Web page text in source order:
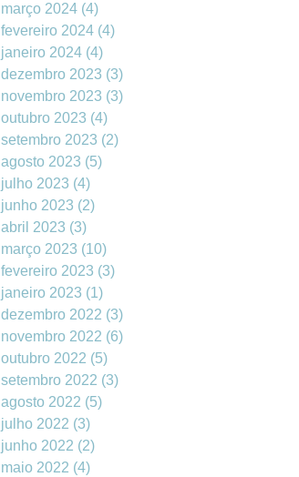
março 2024 (4)
fevereiro 2024 (4)
janeiro 2024 (4)
dezembro 2023 (3)
novembro 2023 (3)
outubro 2023 (4)
setembro 2023 (2)
agosto 2023 (5)
julho 2023 (4)
junho 2023 (2)
abril 2023 (3)
março 2023 (10)
fevereiro 2023 (3)
janeiro 2023 (1)
dezembro 2022 (3)
novembro 2022 (6)
outubro 2022 (5)
setembro 2022 (3)
agosto 2022 (5)
julho 2022 (3)
junho 2022 (2)
maio 2022 (4)